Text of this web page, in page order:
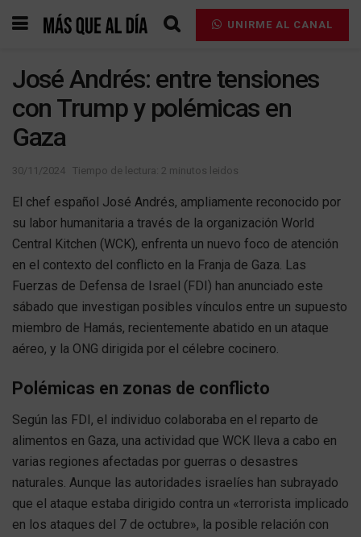
UNIRME AL CANAL
José Andrés: entre tensiones
con Trump y polémicas en
Gaza
30/11/2024 Tiempo de lectura: 2 minutos leidos
El chef español José Andrés, ampliamente reconocido por
su labor humanitaria a través de la organización World
Central Kitchen (WCK), enfrenta un nuevo foco de atención
en el contexto del conflicto en la Franja de Gaza. Las
Fuerzas de Defensa de Israel (FDI) han anunciado este
sábado que investigan posibles vínculos entre un supuesto
miembro de Hamás, recientemente abatido en un ataque
aéreo, y la ONG dirigida por el célebre cocinero.
Polémicas en zonas de conflicto
Según las FDI, el individuo colaboraba en el reparto de
alimentos en Gaza, una actividad que WCK lleva a cabo en
varias regiones afectadas por guerras o desastres
naturales. Aunque las autoridades israelíes han subrayado
que el ataque estaba dirigido contra un «terrorista implicado
en los ataques del 7 de octubre», la posible relación con